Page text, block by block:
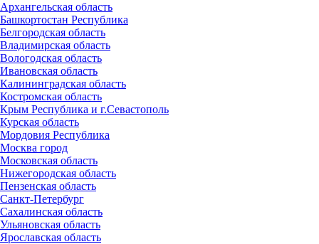
Архангельская область
Башкортостан Республика
Белгородская область
Владимирская область
Вологодская область
Ивановская область
Калининградская область
Костромская область
Крым Республика и г.Севастополь
Курская область
Мордовия Республика
Москва город
Московская область
Нижегородская область
Пензенская область
Санкт-Петербург
Сахалинская область
Ульяновская область
Ярославская область